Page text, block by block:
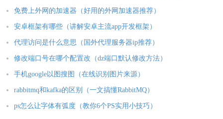
免费上外网的加速器（好用的外网加速器推荐）
安卓框架有哪些（讲解安卓主流app开发框架）
代理访问是什么意思（国外代理服务器ip推荐）
修改端口号在哪个配置改（dz端口默认修改方法）
手机google以图搜图（在线识别图片来源）
rabbitmq和kafka的区别（一文搞懂RabbitMQ）
ps怎么让字体有弧度（教你6个PS实用小技巧）